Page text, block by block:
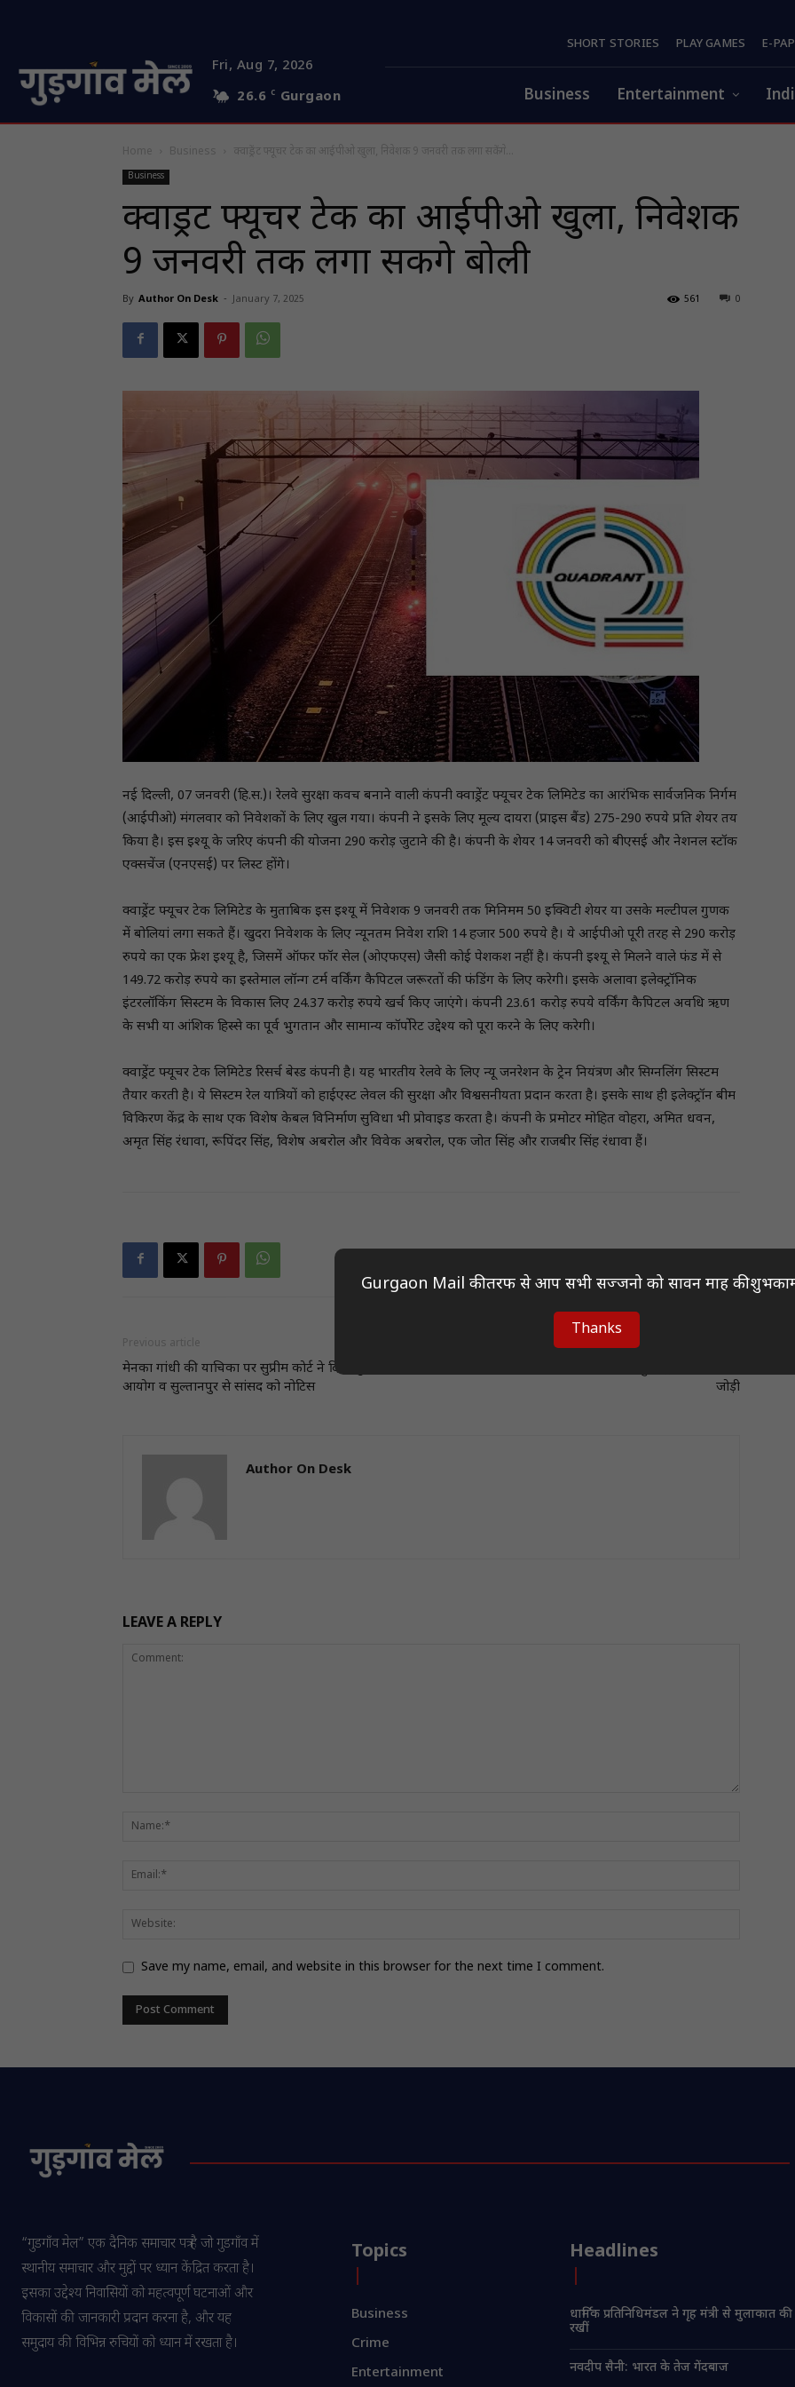
Fri, Aug 7, 2026
26.6 C Gurgaon
SHORT STORIES PLAY GAMES E-
Business Entertainment
Home Business क्वाड्रेंट फ्यूचर टेक का आईपीओ खुला, निवेशक 9 जनवरी तक लगा सकेंगे...
Business
क्वाड्रेंट फ्यूचर टेक का आईपीओ खुला, निवेशक
9 जनवरी तक लगा सकेंगे बोली
By Author On Desk - January 7, 2025 0
561
नई दिल्ली, 07 जनवरी (हि.स.)। रेलवे सुरक्षा कवच बनाने वाली कंपनी क्वाड्रेंट फ्यूचर टेक लिमिटेड का आरंभिक सार्वजनिक निर्गम
(आईपीओ) मंगलवार को निवेशकों के लिए खुल गया। कंपनी ने इसके लिए मूल्‍य दायरा (प्राइस बैंड) 275-290 रुपये प्रति शेयर तय
किया है। इस इश्‍यू के जरिए कंपनी की योजना 290 करोड़ जुटाने की है। कंपनी के शेयर 14 जनवरी को बीएसई और नेशनल स्टॉक
एक्सचेंज (एनएसई) पर लिस्ट होंगे।
क्वाड्रेंट फ्यूचर टेक लिमिटेड के मुताबिक इस इश्‍यू में निवेशक 9 जनवरी तक मिनिमम 50 इक्विटी शेयर या उसके मल्टीपल गुणक
में बोलियां लगा सकते हैं। खुदरा निवेशक के लिए न्यूनतम निवेश राशि 14 हजार 500 रुपये है। ये आईपीओ पूरी तरह से 290 करोड़
रुपये का एक फ्रेश इश्यू है, जिसमें ऑफर फॉर सेल (ओएफएस) जैसी कोई पेशकश नहीं है। कंपनी इश्यू से मिलने वाले फंड में से
149.72 करोड़ रुपये का इस्तेमाल लॉन्ग टर्म वर्किंग कैपिटल जरूरतों की फंडिंग के लिए करेगी। इसके अलावा इलेक्ट्रॉनिक
इंटरलॉकिंग सिस्टम के विकास लिए 24.37 करोड़ रुपये खर्च किए जाएंगे। कंपनी 23.61 करोड़ रुपये वर्किंग कैपिटल अवधि ऋण
के सभी या आंशिक हिस्से का पूर्व भुगतान और सामान्य कॉर्पोरेट उद्देश्य को पूरा करने के लिए करेगी।
क्वाड्रेंट फ्यूचर टेक लिमिटेड रिसर्च बेस्ड कंपनी है। यह भारतीय रेलवे के लिए न्यू जनरेशन के ट्रेन नियंत्रण और सिग्नलिंग सिस्टम
तैयार करती है। ये सिस्टम रेल यात्रियों को हाईएस्ट लेवल की सुरक्षा और विश्वसनीयता प्रदान करता है। इसके साथ ही इलेक्ट्रॉन बीम
विकिरण केंद्र के साथ एक विशेष केबल विनिर्माण सुविधा भी प्रोवाइड करता है। कंपनी के प्रमोटर मोहित वोहरा, अमित धवन,
अमृत सिंह रंधावा, रूपिंदर सिंह, विशेष अबरोल और विवेक अबरोल, एक जोत सिंह और राजबीर सिंह रंधावा हैं।
Previous article
मेनका गांधी की याचिका पर सुप्रीम काेर्ट ने दिया चुनाव
आयोग व सुल्तानपुर से सांसद को नोटिस
जोड़ी
Author On Desk
LEAVE A REPLY
Save my name, email, and website in this browser for the next time I comment.
“गुडगाँव मेल” एक दैनिक समाचार पत्र है जो गुडगाँव में
स्थानीय समाचार और मुद्दों पर ध्यान केंद्रित करता है।
इसका उद्देश्य निवासियों को महत्वपूर्ण घटनाओं और
विकासों की जानकारी प्रदान करना है, और यह
समुदाय की विभिन्न रुचियों को ध्यान में रखता है।
Topics
Business
Crime
Entertainment
Headlines
धार्मिक प्रतिनिधिमंडल ने गृह मंत्री से मुलाकात
रखीं
नवदीप सैनी: भारत के तेज गेंदबाज
Gurgaon Mail की तरफ से आप सभी सज्जनो को सावन माह की
Thanks